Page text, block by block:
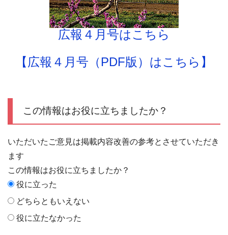
広報４月号はこちら
【広報４月号（PDF版）はこちら】
この情報はお役に立ちましたか？
いただいたご意見は掲載内容改善の参考とさせていただき
ます
この情報はお役に立ちましたか？
役に立った
どちらともいえない
役に立たなかった